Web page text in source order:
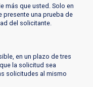
más que usted. Solo en
una prueba de
del solicitante.
en un plazo de tres
la solicitud sea
solicitudes al mismo